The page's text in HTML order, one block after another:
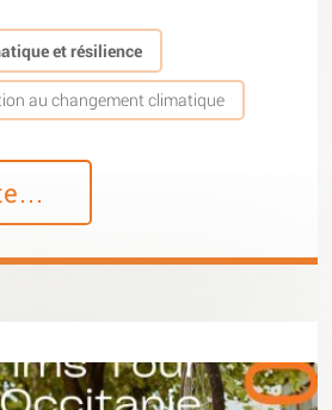
et résilience
au changement climatique